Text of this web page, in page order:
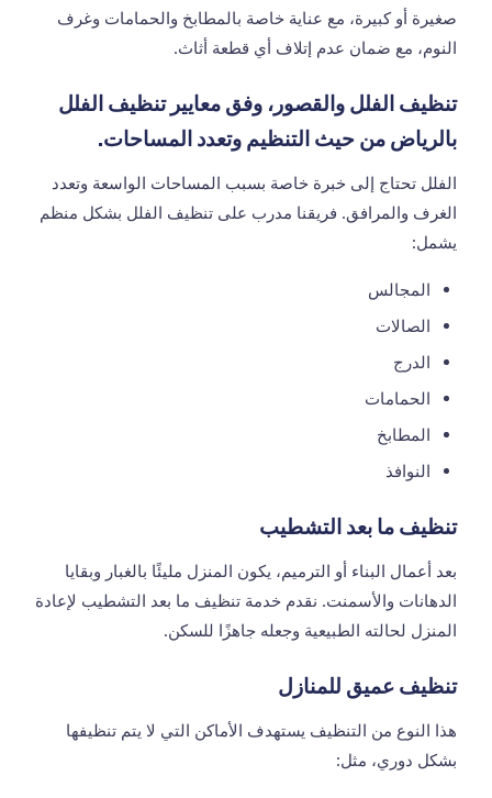
صغيرة أو كبيرة، مع عناية خاصة بالمطابخ والحمامات وغرف
النوم، مع ضمان عدم إتلاف أي قطعة أثاث.
تنظيف الفلل والقصور، وفق معاييرتنظيف الفلل
بالرياض من حيث التنظيم وتعدد المساحات.
الفلل تحتاج إلى خبرة خاصة بسبب المساحات الواسعة وتعدد
الغرف والمرافق. فريقنا مدرب على تنظيف الفلل بشكل منظم
يشمل:
المجالس
الصالات
الدرج
الحمامات
المطابخ
النوافذ
تنظيف ما بعد التشطيب
بعد أعمال البناء أو الترميم، يكون المنزل مليئًا بالغبار وبقايا
الدهانات والأسمنت. نقدم خدمة تنظيف ما بعد التشطيب لإعادة
المنزل لحالته الطبيعية وجعله جاهزًا للسكن.
تنظيف عميق للمنازل
هذا النوع من التنظيف يستهدف الأماكن التي لا يتم تنظيفها
بشكل دوري، مثل: